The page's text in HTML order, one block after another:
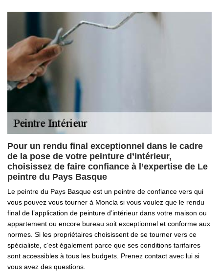
Pour un rendu final exceptionnel dans le cadre
de la pose de votre peinture d’intérieur,
choisissez de faire confiance à l’expertise de Le
peintre du Pays Basque
Le peintre du Pays Basque est un peintre de confiance vers qui
vous pouvez vous tourner à Moncla si vous voulez que le rendu
final de l’application de peinture d’intérieur dans votre maison ou
appartement ou encore bureau soit exceptionnel et conforme aux
normes. Si les propriétaires choisissent de se tourner vers ce
spécialiste, c’est également parce que ses conditions tarifaires
sont accessibles à tous les budgets. Prenez contact avec lui si
vous avez des questions.